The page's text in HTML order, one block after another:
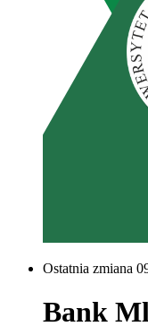
Ostatnia zmiana
Bank